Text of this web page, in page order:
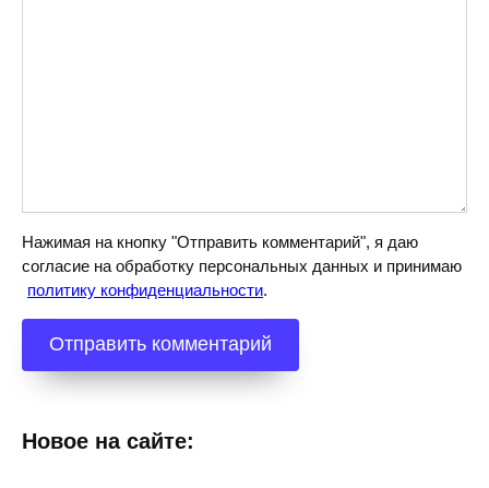
Нажимая на кнопку "Отправить комментарий", я даю
согласие на обработку персональных данных и принимаю
политику конфиденциальности.
Новое на сайте: